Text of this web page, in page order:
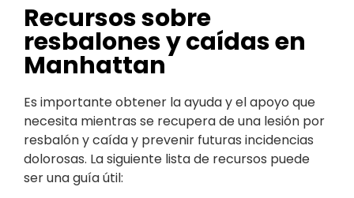
Recursos sobre
resbalones y caídas en
Manhattan
Es importante obtener la ayuda y el apoyo que
necesita mientras se recupera de una lesión por
resbalón y caída y prevenir futuras incidencias
dolorosas. La siguiente lista de recursos puede
ser una guía útil: